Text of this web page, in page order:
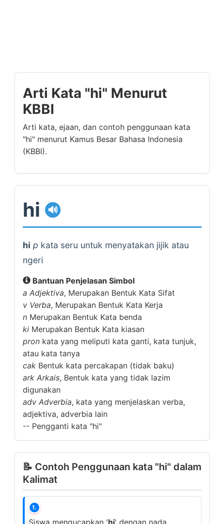
Arti Kata "hi" Menurut
KBBI
Arti kata, ejaan, dan contoh penggunaan kata
"hi" menurut Kamus Besar Bahasa Indonesia
(KBBI).
hi 🔊
hi p kata seru untuk menyatakan jijik atau
ngeri
Bantuan Penjelasan Simbol
a Adjektiva, Merupakan Bentuk Kata Sifat
v Verba, Merupakan Bentuk Kata Kerja
n Merupakan Bentuk Kata benda
ki Merupakan Bentuk Kata kiasan
pron kata yang meliputi kata ganti, kata tunjuk,
atau kata tanya
cak Bentuk kata percakapan (tidak baku)
ark Arkais, Bentuk kata yang tidak lazim
digunakan
adv Adverbia, kata yang menjelaskan verba,
adjektiva, adverbia lain
-- Pengganti kata "hi"
📝 Contoh Penggunaan kata "hi" dalam
Kalimat
1.
Siswa mengucapkan 'hi' dengan nada